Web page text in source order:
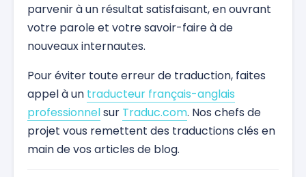
parvenir à un résultat satisfaisant, en ouvrant
votre parole et votre savoir-faire à de
nouveaux internautes.
Pour éviter toute erreur de traduction, faites
appel à un traducteur français-anglais
professionnelsur Traduc.com. Nos chefs de
projet vous remettent des traductions clés en
main de vos articles de blog.